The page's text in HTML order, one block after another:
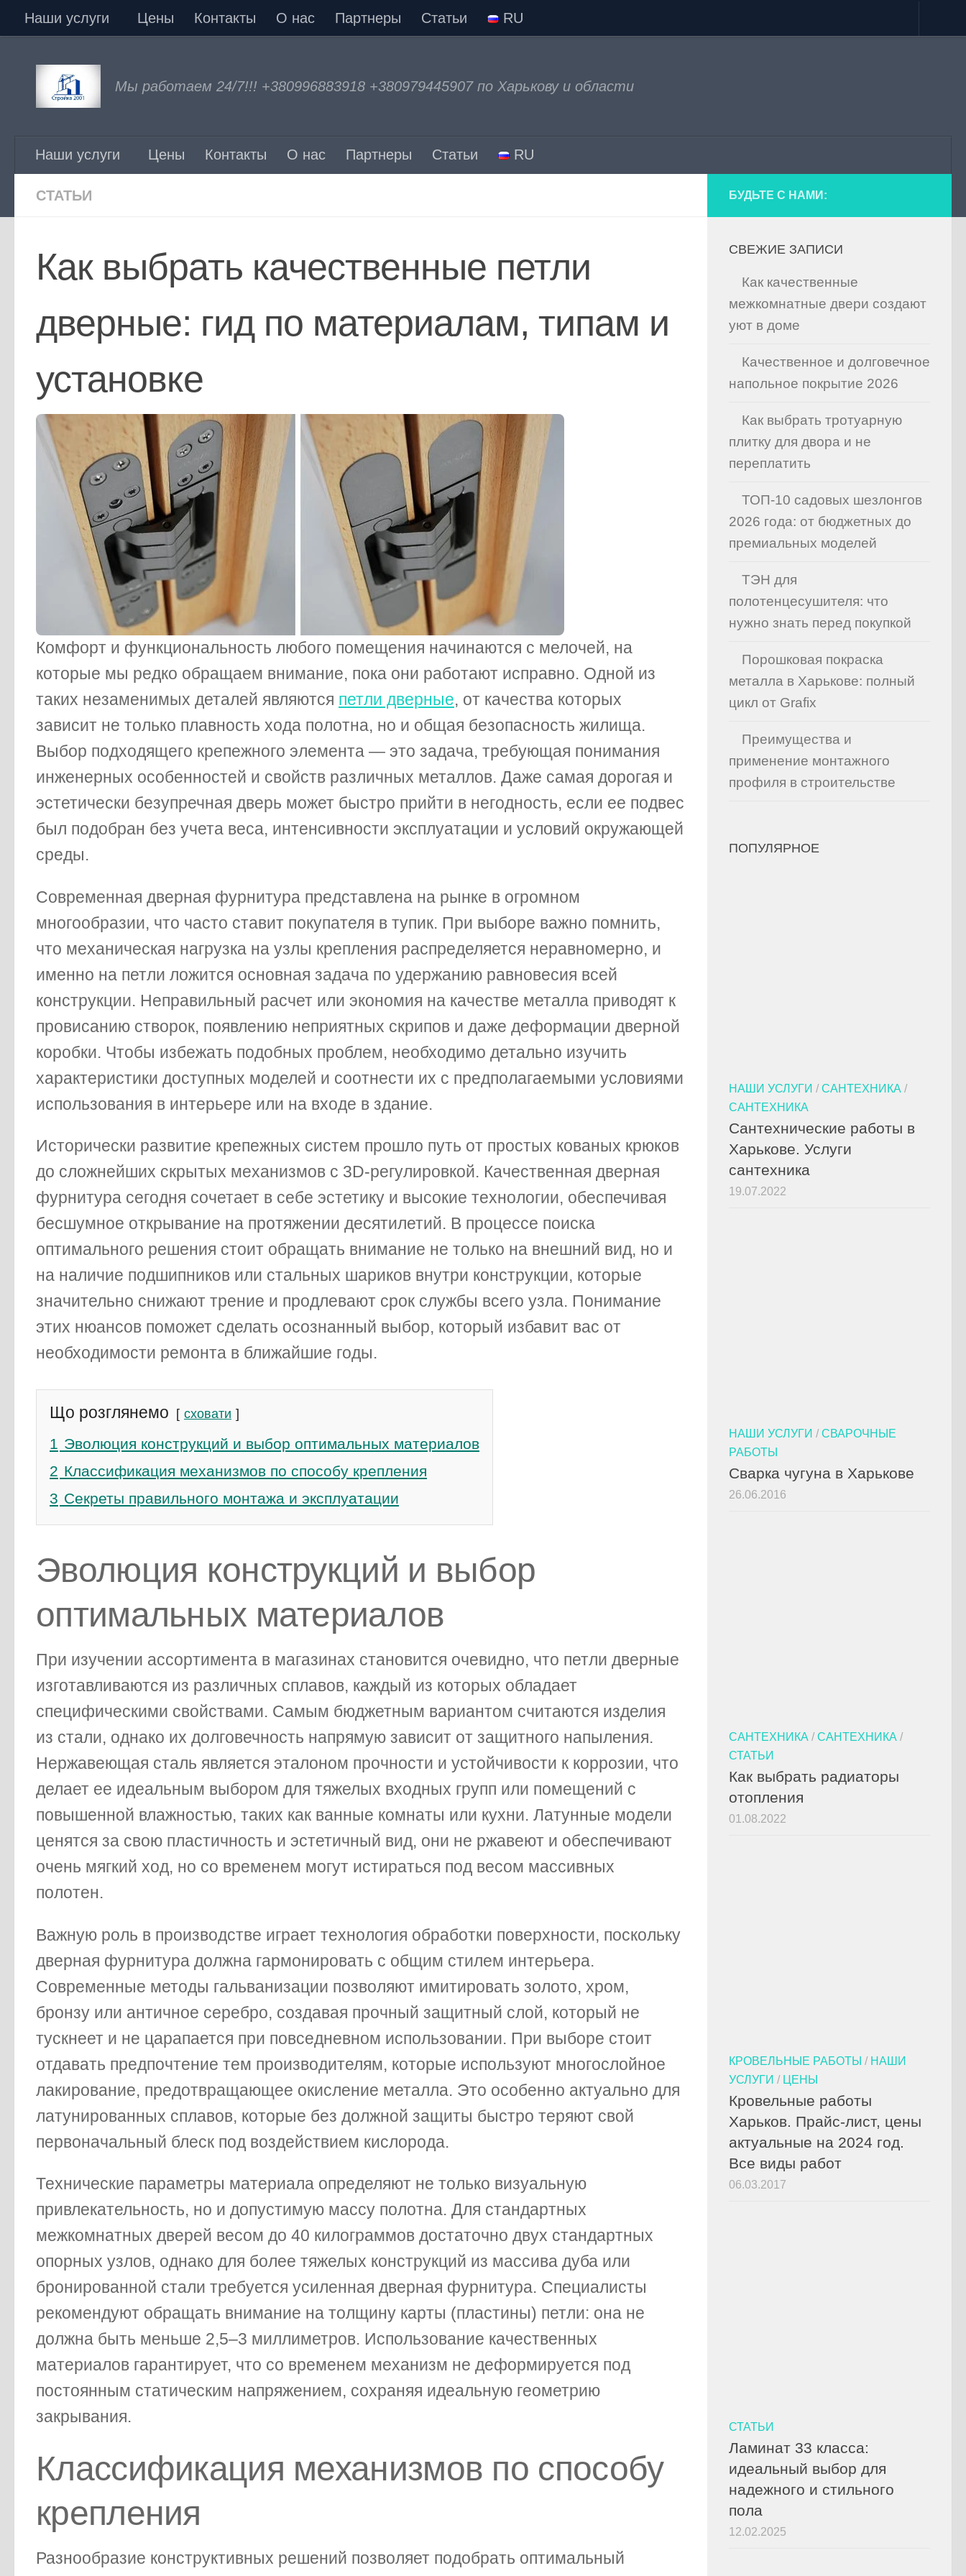
Перейти к содержимому
Наши услуги Цены Контакты О нас Партнеры Статьи RU
Мы работаем 24/7!!! +380996883918 +380979445907 по Харькову и области
Наши услуги Цены Контакты О нас Партнеры Статьи RU
СТАТЬИ
Как выбрать качественные петли
дверные: гид по материалам, типам и
установке
Комфорт и функциональность любого помещения начинаются с мелочей, на
которые мы редко обращаем внимание, пока они работают исправно. Одной из
таких незаменимых деталей являются петли дверные, от качества которых
зависит не только плавность хода полотна, но и общая безопасность жилища.
Выбор подходящего крепежного элемента — это задача, требующая понимания
инженерных особенностей и свойств различных металлов. Даже самая дорогая и
эстетически безупречная дверь может быстро прийти в негодность, если ее подвес
был подобран без учета веса, интенсивности эксплуатации и условий окружающей
среды.
Современная дверная фурнитура представлена на рынке в огромном
многообразии, что часто ставит покупателя в тупик. При выборе важно помнить,
что механическая нагрузка на узлы крепления распределяется неравномерно, и
именно на петли ложится основная задача по удержанию равновесия всей
конструкции. Неправильный расчет или экономия на качестве металла приводят к
провисанию створок, появлению неприятных скрипов и даже деформации дверной
коробки. Чтобы избежать подобных проблем, необходимо детально изучить
характеристики доступных моделей и соотнести их с предполагаемыми условиями
использования в интерьере или на входе в здание.
Исторически развитие крепежных систем прошло путь от простых кованых крюков
до сложнейших скрытых механизмов с 3D-регулировкой. Качественная дверная
фурнитура сегодня сочетает в себе эстетику и высокие технологии, обеспечивая
бесшумное открывание на протяжении десятилетий. В процессе поиска
оптимального решения стоит обращать внимание не только на внешний вид, но и
на наличие подшипников или стальных шариков внутри конструкции, которые
значительно снижают трение и продлевают срок службы всего узла. Понимание
этих нюансов поможет сделать осознанный выбор, который избавит вас от
необходимости ремонта в ближайшие годы.
Що розглянемо сховати
1 Эволюция конструкций и выбор оптимальных материалов
2 Классификация механизмов по способу крепления
3 Секреты правильного монтажа и эксплуатации
Эволюция конструкций и выбор
оптимальных материалов
При изучении ассортимента в магазинах становится очевидно, что петли дверные
изготавливаются из различных сплавов, каждый из которых обладает
специфическими свойствами. Самым бюджетным вариантом считаются изделия
из стали, однако их долговечность напрямую зависит от защитного напыления.
Нержавеющая сталь является эталоном прочности и устойчивости к коррозии, что
делает ее идеальным выбором для тяжелых входных групп или помещений с
повышенной влажностью, таких как ванные комнаты или кухни. Латунные модели
ценятся за свою пластичность и эстетичный вид, они не ржавеют и обеспечивают
очень мягкий ход, но со временем могут истираться под весом массивных
полотен.
Важную роль в производстве играет технология обработки поверхности, поскольку
дверная фурнитура должна гармонировать с общим стилем интерьера.
Современные методы гальванизации позволяют имитировать золото, хром,
бронзу или античное серебро, создавая прочный защитный слой, который не
тускнеет и не царапается при повседневном использовании. При выборе стоит
отдавать предпочтение тем производителям, которые используют многослойное
лакирование, предотвращающее окисление металла. Это особенно актуально для
латунированных сплавов, которые без должной защиты быстро теряют свой
первоначальный блеск под воздействием кислорода.
Технические параметры материала определяют не только визуальную
привлекательность, но и допустимую массу полотна. Для стандартных
межкомнатных дверей весом до 40 килограммов достаточно двух стандартных
опорных узлов, однако для более тяжелых конструкций из массива дуба или
бронированной стали требуется усиленная дверная фурнитура. Специалисты
рекомендуют обращать внимание на толщину карты (пластины) петли: она не
должна быть меньше 2,5–3 миллиметров. Использование качественных
материалов гарантирует, что со временем механизм не деформируется под
постоянным статическим напряжением, сохраняя идеальную геометрию
закрывания.
Классификация механизмов по способу
крепления
Разнообразие конструктивных решений позволяет подобрать оптимальный
БУДЬТЕ С НАМИ:
СВЕЖИЕ ЗАПИСИ
Как качественные
межкомнатные двери создают
уют в доме
Качественное и долговечное
напольное покрытие 2026
Как выбрать тротуарную
плитку для двора и не
переплатить
ТОП-10 садовых шезлонгов
2026 года: от бюджетных до
премиальных моделей
ТЭН для
полотенцесушителя: что
нужно знать перед покупкой
Порошковая покраска
металла в Харькове: полный
цикл от Grafix
Преимущества и
применение монтажного
профиля в строительстве
ПОПУЛЯРНОЕ
НАШИ УСЛУГИ / САНТЕХНИКА /
САНТЕХНИКА
Сантехнические работы в
Харькове. Услуги
сантехника
19.07.2022
НАШИ УСЛУГИ / СВАРОЧНЫЕ
РАБОТЫ
Сварка чугуна в Харькове
26.06.2016
САНТЕХНИКА / САНТЕХНИКА /
СТАТЬИ
Как выбрать радиаторы
отопления
01.08.2022
КРОВЕЛЬНЫЕ РАБОТЫ / НАШИ
УСЛУГИ / ЦЕНЫ
Кровельные работы
Харьков. Прайс-лист, цены
актуальные на 2024 год.
Все виды работ
06.03.2017
СТАТЬИ
Ламинат 33 класса:
идеальный выбор для
надежного и стильного
пола
12.02.2025